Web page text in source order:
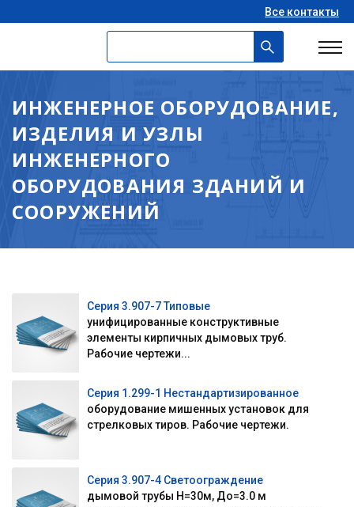
Все контакты
ИНЖЕНЕРНОЕ ОБОРУДОВАНИЕ,
ИЗДЕЛИЯ И УЗЛЫ
ИНЖЕНЕРНОГО
ОБОРУДОВАНИЯ ЗДАНИЙ И
СООРУЖЕНИЙ
Серия 3.907-7 Типовые
унифицированные конструктивные
элементы кирпичных дымовых труб.
Рабочие чертежи...
Серия 1.299-1 Нестандартизированное
оборудование мишенных установок для
стрелковых тиров. Рабочие чертежи.
Серия 3.907-4 Светоограждение
дымовой трубы Н=30м, До=3.0 м